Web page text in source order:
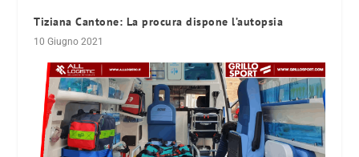
Tiziana Cantone: La procura dispone l’autopsia
10 Giugno 2021